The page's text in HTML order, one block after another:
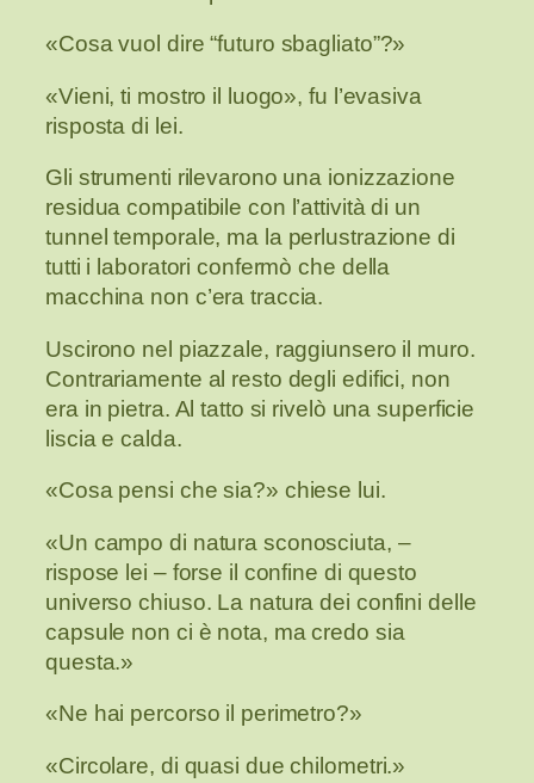
«Cosa vuol dire “futuro sbagliato”?»
«Vieni, ti mostro il luogo», fu l’evasiva
risposta di lei.
Gli strumenti rilevarono una ionizzazione
residua compatibile con l’attività di un
tunnel temporale, ma la perlustrazione di
tutti i laboratori confermò che della
macchina non c’era traccia.
Uscirono nel piazzale, raggiunsero il muro.
Contrariamente al resto degli edifici, non
era in pietra. Al tatto si rivelò una superficie
liscia e calda.
«Cosa pensi che sia?» chiese lui.
«Un campo di natura sconosciuta, –
rispose lei – forse il confine di questo
universo chiuso. La natura dei confini delle
capsule non ci è nota, ma credo sia
questa.»
«Ne hai percorso il perimetro?»
«Circolare, di quasi due chilometri.»